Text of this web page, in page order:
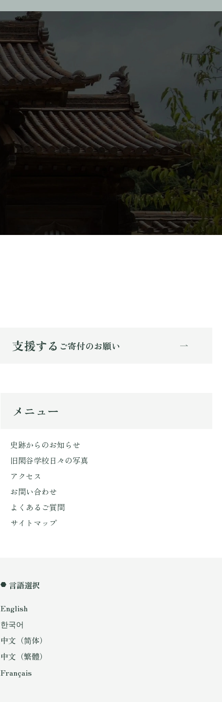
支援する ご寄付のお願い
メニュー
史跡からのお知らせ
旧閑谷学校日々の写真
アクセス
お問い合わせ
よくあるご質問
サイトマップ
言語選択
English
한국어
中文（简体）
中文（繁體）
Français